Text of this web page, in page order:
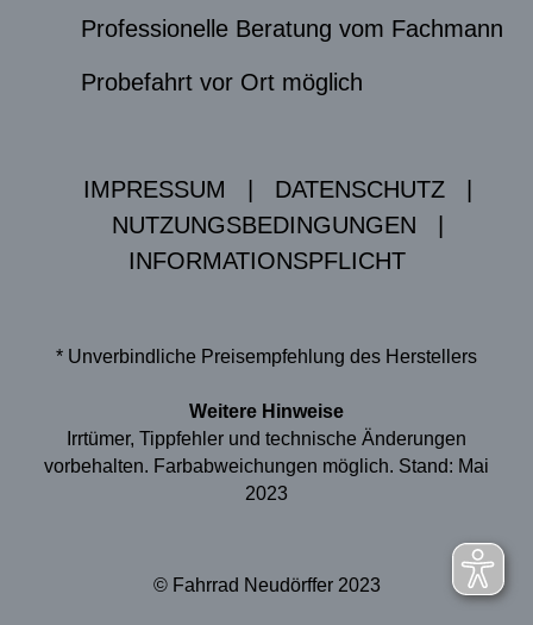
Professionelle Beratung vom Fachmann
Probefahrt vor Ort möglich
IMPRESSUM DATENSCHUTZ
NUTZUNGSBEDINGUNGEN
INFORMATIONSPFLICHT
* Unverbindliche Preisempfehlung des Herstellers
Weitere Hinweise
Irrtümer, Tippfehler und technische Änderungen
vorbehalten. Farbabweichungen möglich. Stand: Mai
2023
© Fahrrad Neudörffer 2023